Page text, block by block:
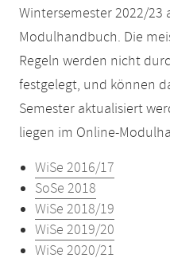
Wintersemester 2022/23
Modulhandbuch. Die
Regeln werden nicht
festgelegt, und können
Semester aktualisiert
liegen im Online-
WiSe 2016/17
SoSe 2018
WiSe 2018/19
WiSe 2019/20
WiSe 2020/21